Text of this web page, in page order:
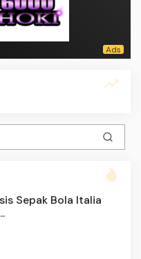
Sepak Bola Italia